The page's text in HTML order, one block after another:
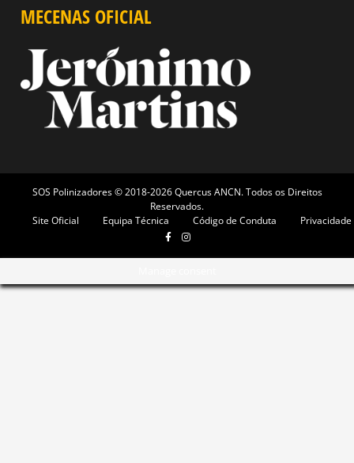
MECENAS OFICIAL
SOS Polinizadores © 2018-2026 Quercus ANCN. Todos os Direitos
Reservados.
Site Oficial
Equipa Técnica Código de Conduta Privacidade